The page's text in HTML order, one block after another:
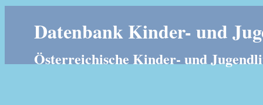
Datenbank Kinder- und
Österreichische Kinder- und